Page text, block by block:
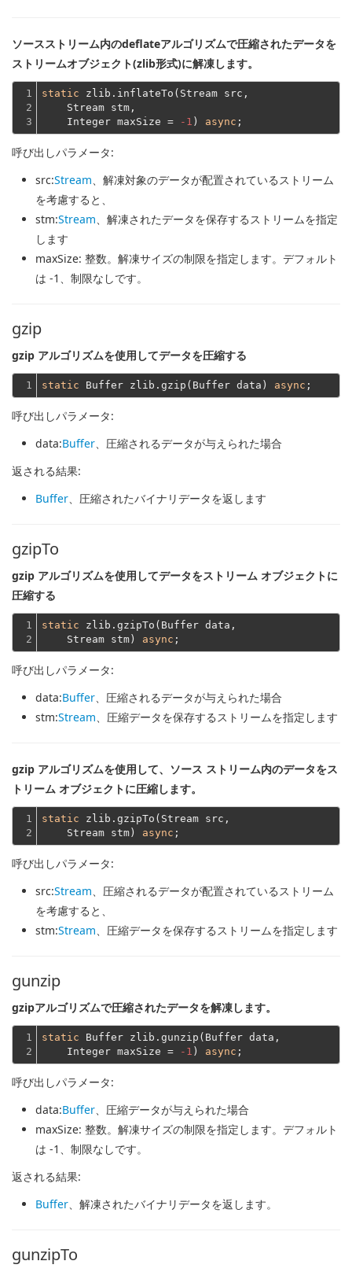
ソースストリーム内のdeflateアルゴリズムで圧縮されたデータを
ストリームオブジェクト(zlib形式)に解凍します。
1
2
3
static zlib.inflateTo(Stream src,
    Stream stm,
    Integer maxSize =
-1 ) async
呼び出しパラメータ:
src:Stream、解凍対象のデータが配置されているストリーム
を考慮すると、
stm:Stream、解凍されたデータを保存するストリームを指定
します
maxSize: 整数。解凍サイズの制限を指定します。デフォルト
は -1、制限なしです。
gzip
gzip アルゴリズムを使用してデータを圧縮する
1 static Buffer zlib.gzip(Buffer data) async
呼び出しパラメータ:
data:Buffer、圧縮されるデータが与えられた場合
返される結果:
Buffer、圧縮されたバイナリデータを返します
gzipTo
gzip アルゴリズムを使用してデータをストリーム オブジェクトに
圧縮する
1
2
static zlib.gzipTo(Buffer data,
    Stream stm)
async
呼び出しパラメータ:
data:Buffer、圧縮されるデータが与えられた場合
stm:Stream、圧縮データを保存するストリームを指定します
gzip アルゴリズムを使用して、ソース ストリーム内のデータをス
トリーム オブジェクトに圧縮します。
1
2
static zlib.gzipTo(Stream src,
    Stream stm)
async
呼び出しパラメータ:
src:Stream、圧縮されるデータが配置されているストリーム
を考慮すると、
stm:Stream、圧縮データを保存するストリームを指定します
gunzip
gzipアルゴリズムで圧縮されたデータを解凍します。
1
2
static Buffer zlib.gunzip(Buffer data,
    Integer maxSize =
-1 ) async
呼び出しパラメータ:
data:Buffer、圧縮データが与えられた場合
maxSize: 整数。解凍サイズの制限を指定します。デフォルト
は -1、制限なしです。
返される結果:
Buffer、解凍されたバイナリデータを返します。
gunzipTo